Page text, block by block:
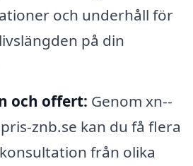
och underhåll för
på din
och offert: Genom xn--
znb.se kan du få flera
från olika